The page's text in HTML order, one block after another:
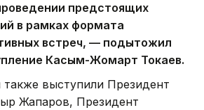
предстоящих
в рамках формата
встреч, — подытожил
Касым-Жомарт Токаев.
также выступили Президент
Жапаров, Президент